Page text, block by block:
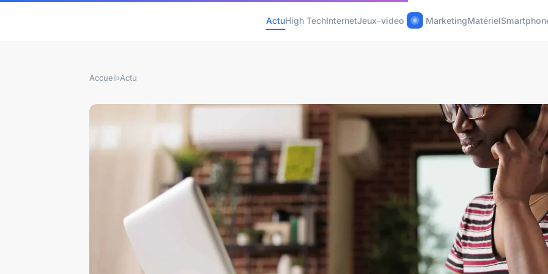
ActuHigh TechInternetJeux-video MarketingMatériel
Accueil›Actu